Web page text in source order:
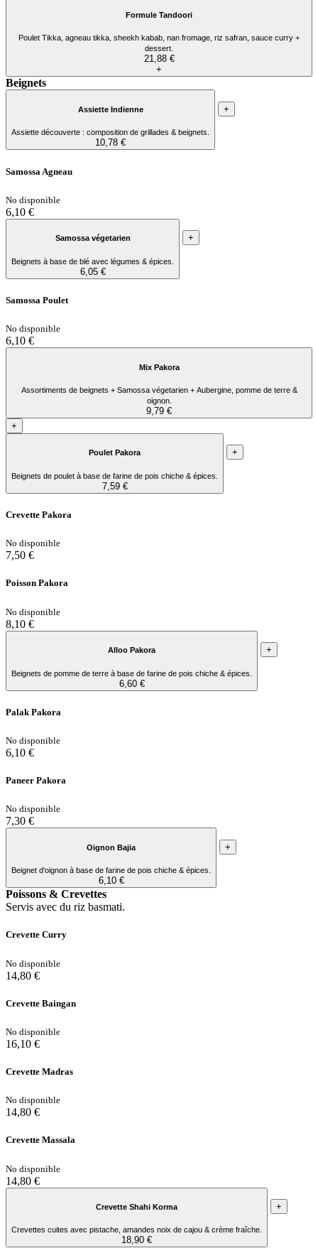
Formule Tandoori
Poulet Tikka, agneau tikka, sheekh kabab, nan fromage, riz safran, sauce curry +
dessert.
21,88 €
+
Beignets
Assiette Indienne
Assiette découverte : composition de grillades & beignets.
10,78 €
+
Samossa Agneau
No disponible
6,10 €
Samossa végetarien
Beignets à base de blé avec légumes & épices.
6,05 €
+
Samossa Poulet
No disponible
6,10 €
Mix Pakora
Assortiments de beignets + Samossa végetarien + Aubergine, pomme de terre &
oignon.
9,79 €
+
Poulet Pakora
Beignets de poulet à base de farine de pois chiche & épices.
7,59 €
+
Crevette Pakora
No disponible
7,50 €
Poisson Pakora
No disponible
8,10 €
Alloo Pakora
Beignets de pomme de terre à base de farine de pois chiche & épices.
6,60 €
+
Palak Pakora
No disponible
6,10 €
Paneer Pakora
No disponible
7,30 €
Oignon Bajia
Beignet d'oignon à base de farine de pois chiche & épices.
6,10 €
+
Poissons & Crevettes
Servis avec du riz basmati.
Crevette Curry
No disponible
14,80 €
Crevette Baingan
No disponible
16,10 €
Crevette Madras
No disponible
14,80 €
Crevette Massala
No disponible
14,80 €
Crevette Shahi Korma
Crevettes cuites avec pistache, amandes noix de cajou & crème fraîche.
18,90 €
+